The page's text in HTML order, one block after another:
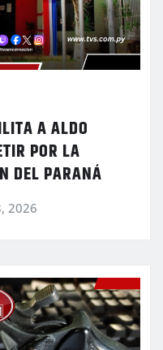
A ALDO
POR LA
DEL PARANÁ
2026